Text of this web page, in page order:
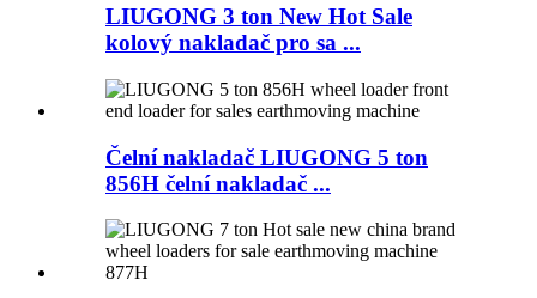
LIUGONG 3 ton New Hot Sale
kolový nakladač pro sa ...
Čelní nakladač LIUGONG 5 ton
856H čelní nakladač ...